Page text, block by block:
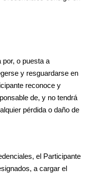
por, o puesta a
y resguardarse en
reconoce y
de, y no tendrá
pérdida o daño de
el Participante
a cargar el